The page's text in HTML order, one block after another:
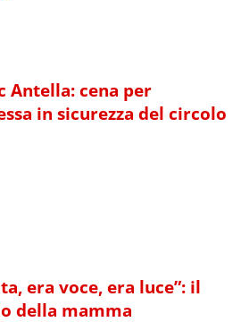
Antella: cena per
in sicurezza del circolo
era voce, era luce”: il
della mamma